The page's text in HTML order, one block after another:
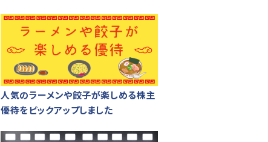
人気のラーメンや餃子が楽しめる株主
優待をピックアップしました